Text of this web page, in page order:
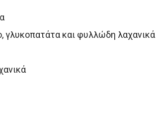
γλυκοπατάτα και φυλλώδη λαχανικά